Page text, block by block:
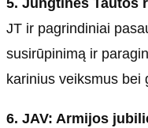
5. Jungtinės Tautos
JT ir pagrindiniai
susirūpinimą ir
karinius veiksmus bei
6. JAV: Armijos